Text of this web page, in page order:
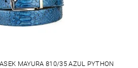
MAYURA 810/35 AZUL PYTHON